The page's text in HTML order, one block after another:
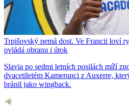
Trpišovský nemá dost. Ve Francii loví
ovládá obranu i útok
Slavia po sedmi letních posilách míří
dvacetiletém Kamerunci z Auxerre,
bránil jako wingback.